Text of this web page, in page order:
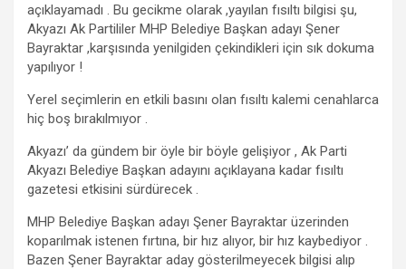
açıklayamadı . Bu gecikme olarak ,yayılan fısıltı bilgisi şu,
Akyazı Ak Partililer MHP Belediye Başkan adayı Şener
Bayraktar ,karşısında yenilgiden çekindikleri için sık dokuma
yapılıyor !
Yerel seçimlerin en etkili basını olan fısıltı kalemi cenahlarca
hiç boş bırakılmıyor .
Akyazı’ da gündem bir öyle bir böyle gelişiyor , Ak Parti
Akyazı Belediye Başkan adayını açıklayana kadar fısıltı
gazetesi etkisini sürdürecek .
MHP Belediye Başkan adayı Şener Bayraktar üzerinden
koparılmak istenen fırtına, bir hız alıyor, bir hız kaybediyor .
Bazen Şener Bayraktar aday gösterilmeyecek bilgisi alıp